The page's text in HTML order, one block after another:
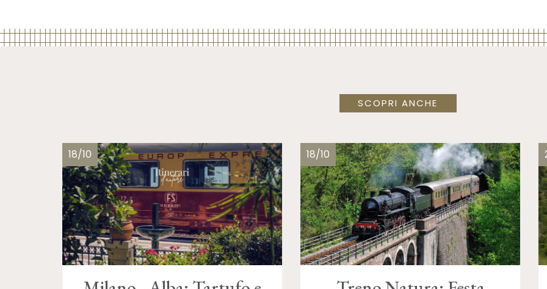
SCOPRI ANCHE
18/10 18/10